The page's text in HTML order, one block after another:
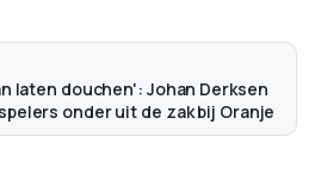
laten douchen': Johan Derksen
onder uit de zak bij Oranje